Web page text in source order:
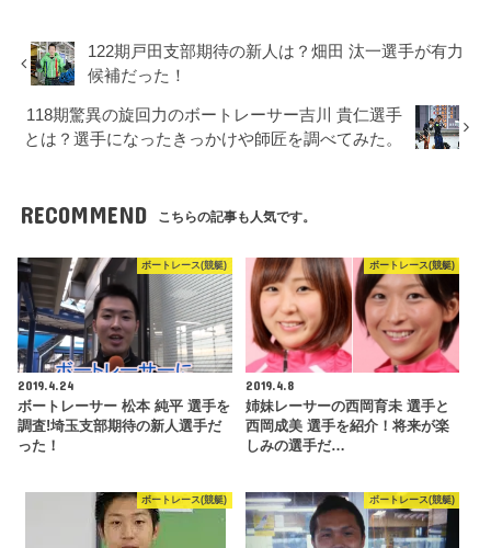
122期戸田支部期待の新人は？畑田 汰一選手が有力
候補だった！
118期驚異の旋回力のボートレーサー吉川 貴仁選手
とは？選手になったきっかけや師匠を調べてみた。
RECOMMEND こちらの記事も人気です。
ボートレース(競艇)
2019.4.24
ボートレーサー 松本 純平 選手を
調査!埼玉支部期待の新人選手だ
った！
ボートレース(競艇)
2019.4.8
姉妹レーサーの西岡育未 選手と
西岡成美 選手を紹介！将来が楽
しみの選手だ…
ボートレース(競艇) ボートレース(競艇)